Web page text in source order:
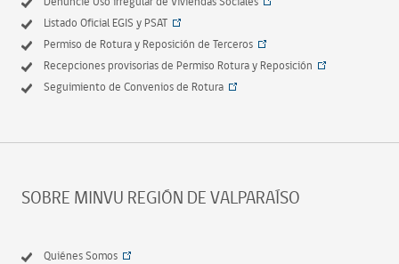
Listado Oficial EGIS y PSAT
Permiso de Rotura y Reposición de Terceros
Recepciones provisorias de Permiso Rotura y Reposición
Seguimiento de Convenios de Rotura
SOBRE MINVU REGIÓN DE VALPARAÍSO
Quiénes Somos